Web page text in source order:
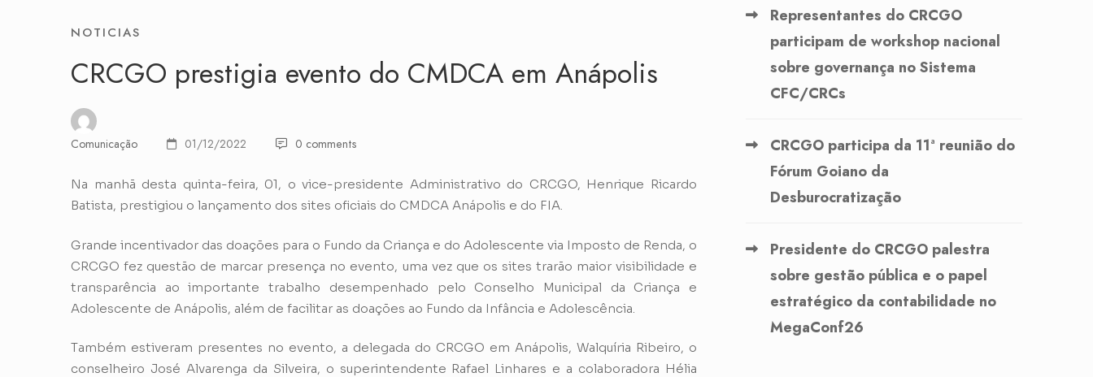
NOTICIAS
CRCGO prestigia evento do CMDCA em Anápolis
Comunicação 01/12/2022 0 comments
Na manhã desta quinta-feira, 01, o vice-presidente Administrativo do CRCGO, Henrique Ricardo
Batista, prestigiou o lançamento dos sites oficiais do CMDCA Anápolis e do FIA.
Grande incentivador das doações para o Fundo da Criança e do Adolescente via Imposto de Renda, o
CRCGO fez questão de marcar presença no evento, uma vez que os sites trarão maior visibilidade e
transparência ao importante trabalho desempenhado pelo Conselho Municipal da Criança e
Adolescente de Anápolis, além de facilitar as doações ao Fundo da Infância e Adolescência.
Também estiveram presentes no evento, a delegada do CRCGO em Anápolis, Walquíria Ribeiro, o
conselheiro José Alvarenga da Silveira, o superintendente Rafael Linhares e a colaboradora Hélia
Representantes do CRCGO
participam de workshop nacional
sobre governança no Sistema
CFC/CRCs
CRCGO participa da 11ª reunião do
Fórum Goiano da
Desburocratização
Presidente do CRCGO palestra
sobre gestão pública e o papel
estratégico da contabilidade no
MegaConf26